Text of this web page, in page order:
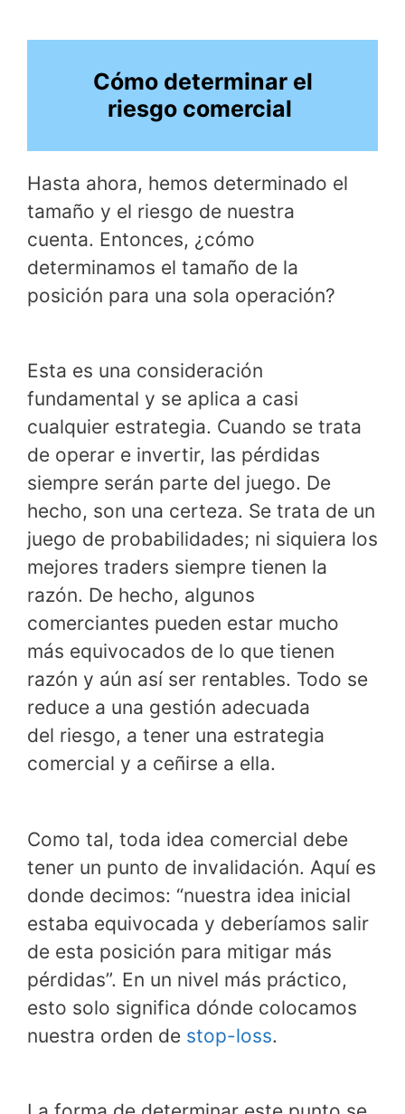
Cómo determinar el
riesgo comercial
Hasta ahora, hemos determinado el
tamaño y el riesgo de nuestra
cuenta. Entonces, ¿cómo
determinamos el tamaño de la
posición para una sola operación?
Esta es una consideración
fundamental y se aplica a casi
cualquier estrategia. Cuando se trata
de operar e invertir, las pérdidas
siempre serán parte del juego. De
hecho, son una certeza. Se trata de un
juego de probabilidades; ni siquiera los
mejores traders siempre tienen la
razón. De hecho, algunos
comerciantes pueden estar mucho
más equivocados de lo que tienen
razón y aún así ser rentables. Todo se
reduce a una gestión adecuada
del riesgo, a tener una estrategia
comercial y a ceñirse a ella.
Como tal, toda idea comercial debe
tener un punto de invalidación. Aquí es
donde decimos: “nuestra idea inicial
estaba equivocada y deberíamos salir
de esta posición para mitigar más
pérdidas”. En un nivel más práctico,
esto solo significa dónde colocamos
nuestra orden de stop-loss.